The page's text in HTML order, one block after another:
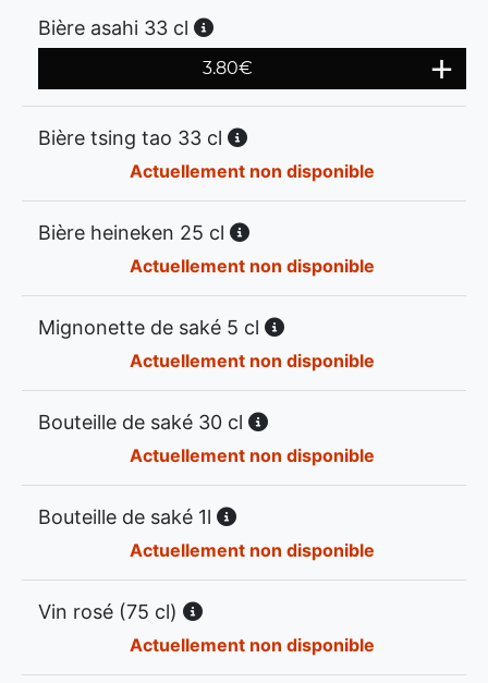
Bière asahi 33 cl
3.80€
Bière tsing tao 33 cl
Actuellement non disponible
Bière heineken 25 cl
Actuellement non disponible
Mignonette de saké 5 cl
Actuellement non disponible
Bouteille de saké 30 cl
Actuellement non disponible
Bouteille de saké 1l
Actuellement non disponible
Vin rosé (75 cl)
Actuellement non disponible